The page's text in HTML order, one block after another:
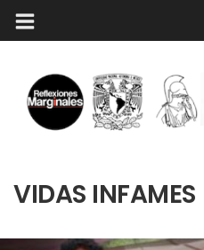
VIDAS INFAMES